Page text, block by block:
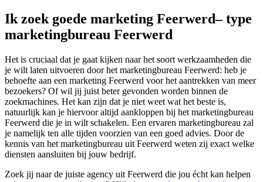
Ik zoek goede marketing Feerwerd– type
marketingbureau Feerwerd
Het is cruciaal dat je gaat kijken naar het soort werkzaamheden die
je wilt laten uitvoeren door het marketingbureau Feerwerd: heb je
behoefte aan een marketing Feerwerd voor het aantrekken van meer
bezoekers? Of wil jij juist beter gevonden worden binnen de
zoekmachines. Het kan zijn dat je niet weet wat het beste is,
natuurlijk kan je hiervoor altijd aankloppen bij het marketingbureau
Feerwerd die je in wilt schakelen. Een ervaren marketingbureau zal
je namelijk ten alle tijden voorzien van een goed advies. Door de
kennis van het marketingbureau uit Feerwerd weten zij exact welke
diensten aansluiten bij jouw bedrijf.
Zoek jij naar de juiste agency uit Feerwerd die jou écht kan helpen